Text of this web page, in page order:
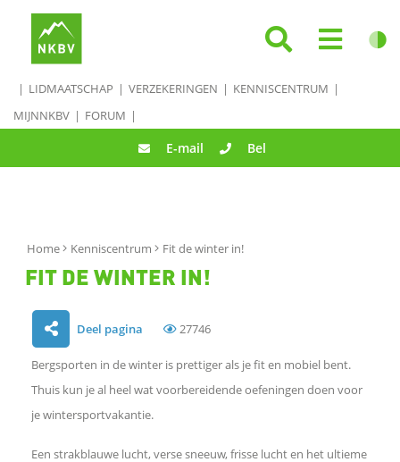
LIDMAATSCHAP VERZEKERINGEN
KENNISCENTRUM
MIJNNKBV
FORUM
E-mail Bel
Home Kenniscentrum Fit de winter in!
FIT DE WINTER IN!
Deel pagina 27746
l
Bergsporten in de winter is prettiger als je fit en mobiel bent.
Thuis kun je al heel wat voorbereidende oefeningen doen voor
je wintersportvakantie.
Een strakblauwe lucht, verse sneeuw, frisse lucht en het ultieme